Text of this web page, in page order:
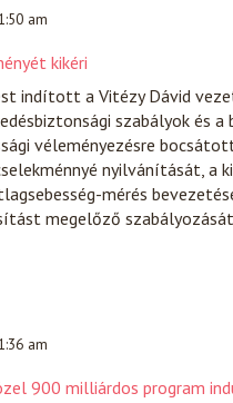
am
kikéri
indított a Vitézy Dávid
szabályok és
véleményezésre
nyilvánítását, a
mérés
megelőző
am
900 milliárdos program